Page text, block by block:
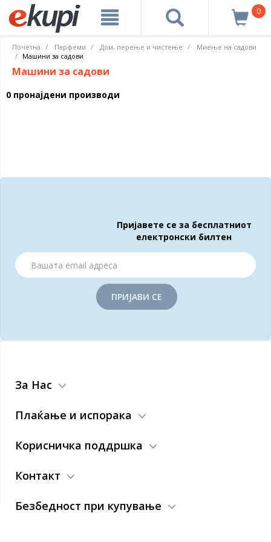
0
Почетна Парфеми Дом, перење и чистење
Миење на садови
Машини за садови
Машини за садови
0 пронајдени производи
Пријавете се за бесплатниот
електронски билтен
ПРИЈАВИ СЕ
За Нас
Плаќање и испорака
Корисничка поддршка
Контакт
Безбедност при купување